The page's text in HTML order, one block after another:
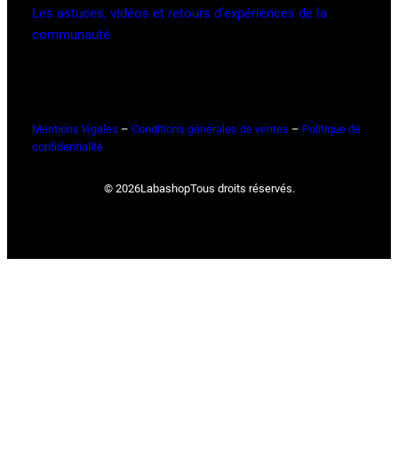
Les astuces, vidéos et retours d’expériences de la
communauté
Mentions légales – Conditions générales de ventes – Politique de
confidentialité
© 2026LabashopTous droits réservés.